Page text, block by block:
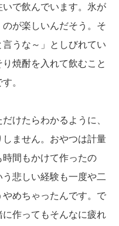
で飲んでいます。氷が
が楽しいんだそう。そ
うな～」としびれてい
焼酎を入れて飲むこと
。
けたらわかるように、
ません。おやつは計量
間もかけて作ったの
悲しい経験も一度や二
めちゃったんです。で
作ってもそんなに疲れ